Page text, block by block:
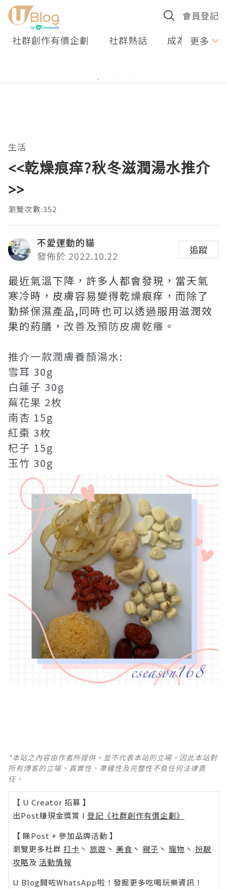
會員登記
社群創作有價企劃 社群熱話 成為U更多
生活
<<乾燥痕痒?秋冬滋潤湯水推介
>>
瀏覽次數:352
不愛運動的貓
發佈於 2022.10.22
追蹤
最近氣溫下降，許多人都會發現，當天氣
寒冷時，皮膚容易變得乾燥痕痒，而除了
勤搽保濕產品,同時也可以透過服用滋潤效
果的葯膳， 改善及預防皮膚乾癢 。
推介一款潤膚養顏湯水:
雪耳 30g
白蓮子 30g
蕪花果 2枚
南杏 15g
紅棗 3枚
杞子 15g
玉竹 30g
*本站之內容由作者所提供，並不代表本站的立場。因此本站對
所有博客的立場、真實性、準確性及完整性不負任何法律責
任。
【 U Creator 招募 】
出Post賺現金獎賞 l 登記《社群創作有價企劃》
【 睇Post + 參加品牌活動 】
瀏覽更多社群 打卡 丶 旅遊 丶 美食 丶 親子 丶 寵物 丶 扮靚
攻略及 活動情報
U Blog開咗WhatsApp啦！發掘更多吃喝玩樂資訊！